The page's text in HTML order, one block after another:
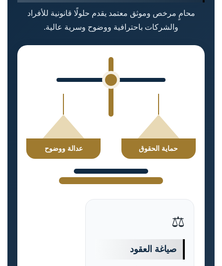
محامٍ مرخص وموثق معتمد يقدم حلولًا قانونية للأفراد
والشركات باحترافية ووضوح وسرية عالية.
حماية الحقوق عدالة ووضوح
⚖️
صياغة العقود